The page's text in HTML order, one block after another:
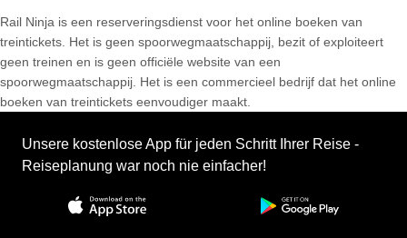
Rail Ninja is een reserveringsdienst voor het online boeken van
treintickets. Het is geen spoorwegmaatschappij, bezit of exploiteert
geen treinen en is geen officiële website van een
spoorwegmaatschappij. Het is een commercieel bedrijf dat het online
boeken van treintickets eenvoudiger maakt.
Unsere kostenlose App für jeden Schritt Ihrer Reise -
Reiseplanung war noch nie einfacher!